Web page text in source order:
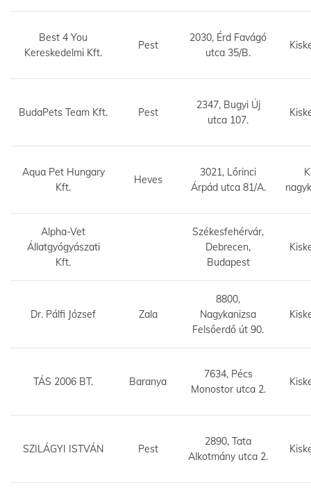
Best 4 You
Kereskedelmi Kft.
Pest
2030, Érd Favágó
utca 35/B.
BudaPets Team Kft. Pest
2347, Bugyi Új
utca 107.
Aqua Pet Hungary
Kft.
Heves
3021, Lőrinci
Árpád utca 81/A.
Alpha-Vet
Állatgyógyászati
Kft.
Székesfehérvár,
Debrecen,
Budapest
Dr. Pálfi József Zala
8800,
Nagykanizsa
Felsőerdő út 90.
TÁS 2006 BT. Baranya
7634, Pécs
Monostor utca 2.
SZILÁGYI ISTVÁN Pest
2890, Tata
Alkotmány utca 2.